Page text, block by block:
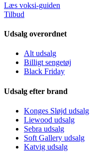
Læs voksi-guiden
Tilbud
Udsalg overordnet
Alt udsalg
Billigt sengetøj
Black Friday
Udsalg efter brand
Konges Sløjd udsalg
Liewood udsalg
Sebra udsalg
Soft Gallery udsalg
Katvig udsalg